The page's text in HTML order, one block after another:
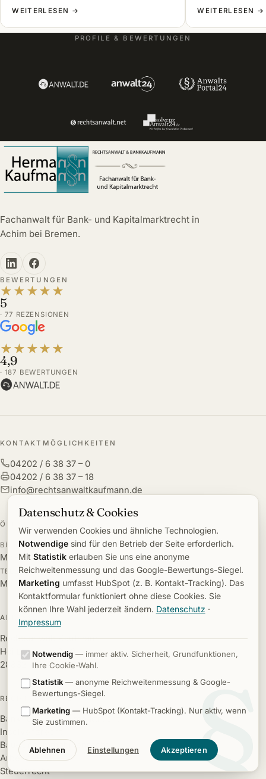
WEITERLESEN → WEITERLESEN →
PROFILE & BEWERTUNGEN
Fachanwalt für Bank- und Kapitalmarktrecht in
Achim bei Bremen.
BEWERTUNGEN
★ ★ ★★ ★
5
· 77 REZENSIONEN
★ ★ ★★ ★
4,9
· 187 BEWERTUNGEN
KONTAKTMÖGLICHKEITEN
04202 / 6 38 37 – 0
04202 / 6 38 37 – 18
info@rechtsanwaltkaufmann.de
ÖFFNUNGSZEITEN
BÜRO
Mo – Fr 8:00–13:00 / 14:00–18:00
TELEFONSPRECHZEITEN
Mo – Fr 9:00–12:00 / 14:00–17:00
ADRESSE
Rechtsanwalt Kaufmann
Heilbronnstraße 2
28832 Achim
RECHTSGEBIETE
Bank- und Kapitalmarktrecht
Insolvenzrecht
Bau- und Immobilienrecht
Arbeitsrecht
Steuerrecht
§
Datenschutz & Cookies
Wir verwenden Cookies und ähnliche Technologien.
Notwendigesind für den Betrieb der Seite erforderlich.
Mit Statistikerlauben Sie uns eine anonyme
Reichweitenmessung und das Google-Bewertungs-Siegel.
Marketing umfasst HubSpot (z. B. Kontakt-Tracking). Das
Kontaktformular funktioniert ohne diese Cookies. Sie
können Ihre Wahl jederzeit ändern. Datenschutz ·
Impressum
Notwendig — immer aktiv. Sicherheit, Grundfunktionen,
Ihre Cookie-Wahl.
Statistik — anonyme Reichweitenmessung & Google-
Bewertungs-Siegel.
Marketing — HubSpot (Kontakt-Tracking). Nur aktiv, wenn
Sie zustimmen.
Ablehnen Einstellungen Akzeptieren